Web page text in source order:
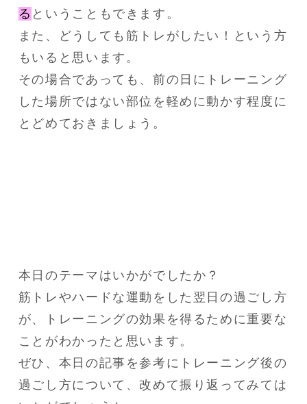
る ということもできます。
また、どうしても筋トレがしたい！という方
もいると思います。
その場合であっても、前の日にトレーニング
した場所ではない部位を軽めに動かす程度に
とどめておきましょう。
本日のテーマはいかがでしたか？
筋トレやハードな運動をした翌日の過ごし方
が、トレーニングの効果を得るために重要な
ことがわかったと思います。
ぜひ、本日の記事を参考にトレーニング後の
過ごし方について、改めて振り返ってみては